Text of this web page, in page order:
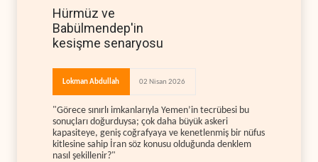
Hürmüz ve
Babülmendep'in
kesişme senaryosu
Lokman Abdullah 02 Nisan 2026
"Görece sınırlı imkanlarıyla Yemen’in tecrübesi bu
sonuçları doğurduysa; çok daha büyük askeri
kapasiteye, geniş coğrafyaya ve kenetlenmiş bir nüfus
kitlesine sahip İran söz konusu olduğunda denklem
nasıl şekillenir?"